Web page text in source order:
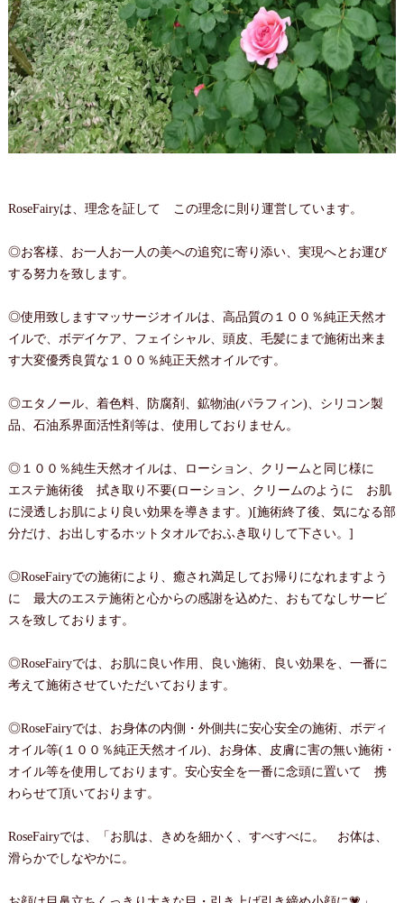
RoseFairyは、理念を証して この理念に則り運営しています。
◎お客様、お一人お一人の美への追究に寄り添い、実現へとお運び
する努力を致します。
◎使用致しますマッサージオイルは、高品質の１００％純正天然オ
イルで、ボデイケア、フェイシャル、頭皮、毛髪にまで施術出来ま
す大変優秀良質な１００％純正天然オイルです。
◎エタノール、着色料、防腐剤、鉱物油(パラフィン)、シリコン製
品、石油系界面活性剤等は、使用しておりません。
◎１００％純生天然オイルは、ローション、クリームと同じ様に
エステ施術後 拭き取り不要(ローション、クリームのように お肌
に浸透しお肌により良い効果を導きます。)[施術終了後、気になる部
分だけ、お出しするホットタオルでおふき取りして下さい。]
◎RoseFairyでの施術により、癒され満足してお帰りになれますよう
に 最大のエステ施術と心からの感謝を込めた、おもてなしサービ
スを致しております。
◎RoseFairyでは、お肌に良い作用、良い施術、良い効果を、一番に
考えて施術させていただいております。
◎RoseFairyでは、お身体の内側・外側共に安心安全の施術、ボディ
オイル等(１００％純正天然オイル)、お身体、皮膚に害の無い施術・
オイル等を使用しております。安心安全を一番に念頭に置いて 携
わらせて頂いております。
RoseFairyでは、「お肌は、きめを細かく、すべすべに。 お体は、
滑らかでしなやかに。